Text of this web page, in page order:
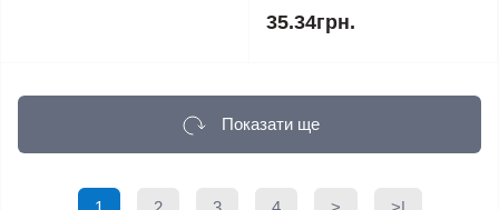
35.34грн.
Показати ще